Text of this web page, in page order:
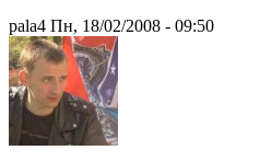
pala4 Пн, 18/02/2008 - 09:50